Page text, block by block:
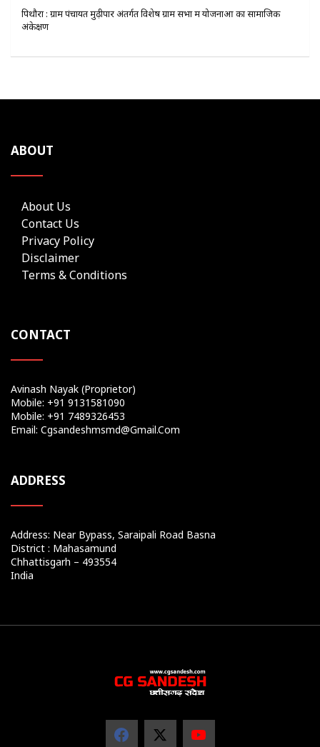
पिथौरा : ग्राम पंचायत मुढ़ीपार अंतर्गत विशेष ग्राम सभा में योजनाओं का सामाजिक
अंकेक्षण
ABOUT
About Us
Contact Us
Privacy Policy
Disclaimer
Terms & Conditions
CONTACT
Avinash Nayak (Proprietor)
Mobile: +91 9131581090
Mobile: +91 7489326453
Email: Cgsandeshmsmd@gmail.com
ADDRESS
Address: Near Bypass, Saraipali Road Basna
District : Mahasamund
Chhattisgarh – 493554
India